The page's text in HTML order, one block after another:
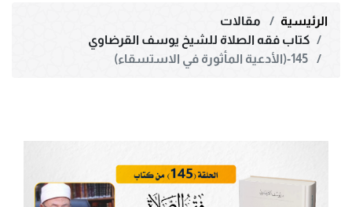
الرئيسية
مقالات
كتاب فقه الصلاة للشيخ يوسف القرضاوي